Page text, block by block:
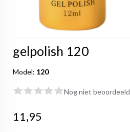
gelpolish 120
Model: 120
Nog niet beoordeeld
11,95